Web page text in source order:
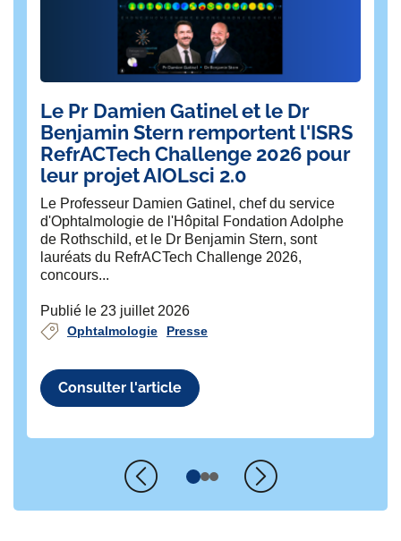
Le Pr Damien Gatinel et le Dr
Benjamin Stern remportent l'ISRS
RefrACTech Challenge 2026 pour
leur projet AIOLsci 2.0
Le Professeur Damien Gatinel, chef du service
d'Ophtalmologie de l'Hôpital Fondation Adolphe
de Rothschild, et le Dr Benjamin Stern, sont
lauréats du RefrACTech Challenge 2026,
concours...
Publié le 23 juillet 2026
Ophtalmologie Presse
Consulter l'article
Suivant